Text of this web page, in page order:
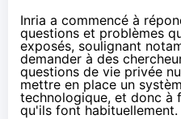
Inria a commencé à
questions et problèmes
exposés, soulignant
demander à des
questions de vie privée
mettre en place un
technologique, et donc à
qu'ils font habituellement.